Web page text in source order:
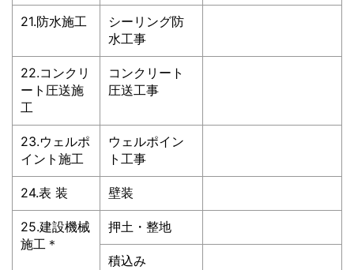
21.防水施工
シーリング防
水工事
22.コンクリ
ート圧送施
工
コンクリート
圧送工事
23.ウェルポ
イント施工
ウェルポイン
ト工事
24.表 装 壁装
25.建設機械
施工＊
押土・整地
積込み